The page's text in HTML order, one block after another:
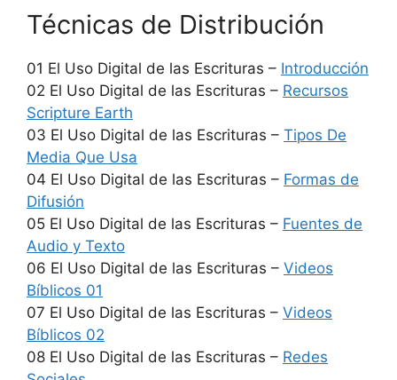
Técnicas de Distribución
01 El Uso Digital de las Escrituras – Introducción
02 El Uso Digital de las Escrituras – Recursos
Scripture Earth
03 El Uso Digital de las Escrituras – Tipos De
Media Que Usa
04 El Uso Digital de las Escrituras – Formas de
Difusión
05 El Uso Digital de las Escrituras – Fuentes de
Audio y Texto
06 El Uso Digital de las Escrituras – Videos
Bíblicos 01
07 El Uso Digital de las Escrituras – Videos
Bíblicos 02
08 El Uso Digital de las Escrituras – Redes